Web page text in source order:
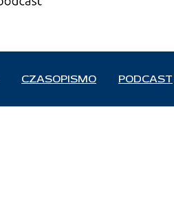
CZASOPISMO PODCAST